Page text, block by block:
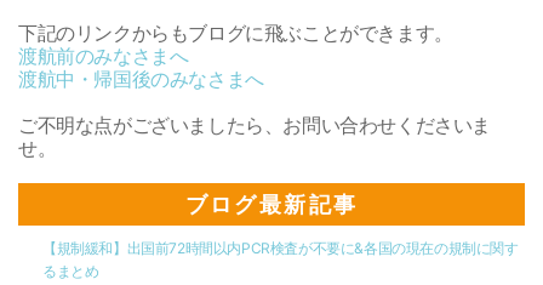
下記のリンクからもブログに飛ぶことができます。
渡航前のみなさまへ
渡航中・帰国後のみなさまへ
ご不明な点がございましたら、お問い合わせくださいま
せ。
ブログ最新記事
【規制緩和】出国前72時間以内PCR検査が不要に&各国の現在の規制に関す
るまとめ